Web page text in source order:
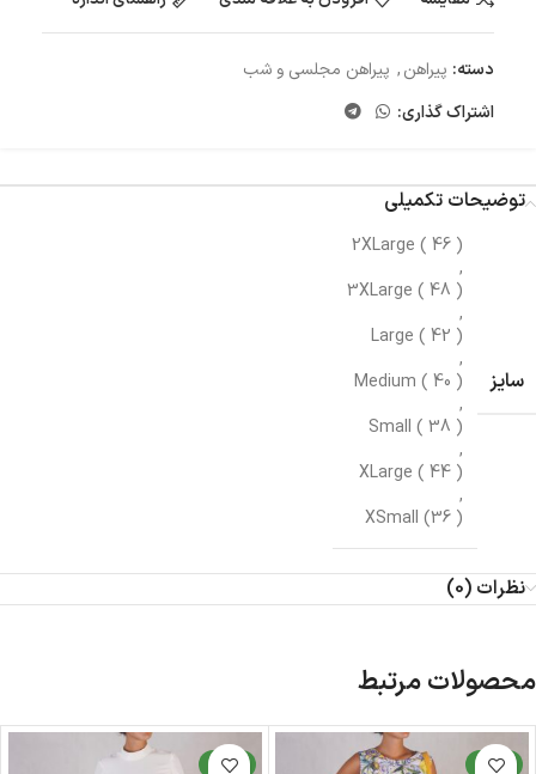
دسته: پیراهن, پیراهن مجلسی و شب
اشتراک گذاری:
توضیحات تکمیلی
سایز
2XLarge ( 46 )
,
3XLarge ( 48 )
,
Large ( 42 )
,
Medium ( 40 )
,
Small ( 38 )
,
XLarge ( 44 )
,
XSmall (36 )
نظرات (0)
محصولات مرتبط
جدید جدید